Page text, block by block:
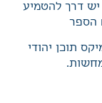
דרך להטמיע
הספר
תוכן יהודי